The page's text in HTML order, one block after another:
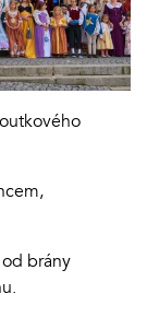
brány